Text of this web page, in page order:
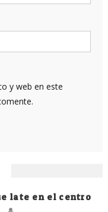
y web en este
late en el centro